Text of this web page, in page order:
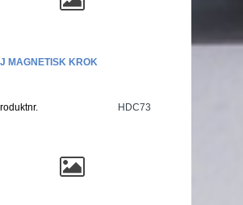
MAGNETISK KROK
HDC73